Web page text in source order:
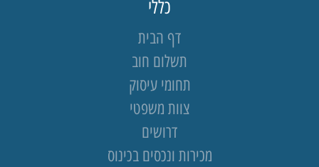
כללי
דף הבית
תשלום חוב
תחומי עיסוק
צוות משפטי
דרושים
מכירות ונכסים בכינוס